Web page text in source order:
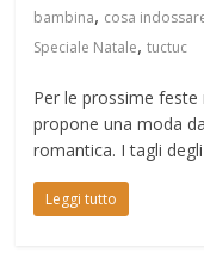
bambina, cosa
Speciale Natale,tuctuc
Per le prossime
propone una moda
romantica. I tagli
Leggi tutto